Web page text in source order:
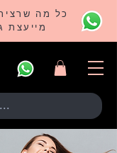
כל מה
מייעצת